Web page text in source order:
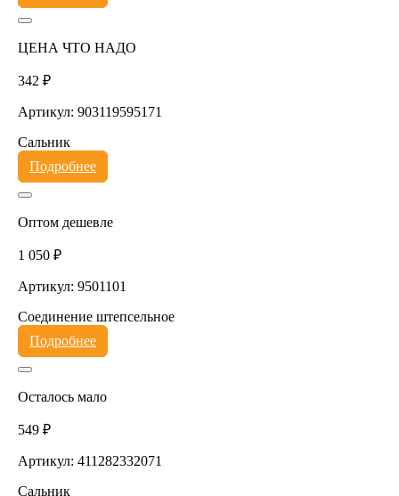
ЦЕНА ЧТО НАДО
342 ₽
Артикул: 903119595171
Сальник
Подробнее
Оптом дешевле
1 050 ₽
Артикул: 9501101
Соединение штепсельное
Подробнее
Осталось мало
549 ₽
Артикул: 411282332071
Сальник